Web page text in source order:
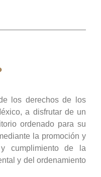
los derechos de los
a disfrutar de un
ordenado para su
la promoción y
cumplimiento de la
y del ordenamiento